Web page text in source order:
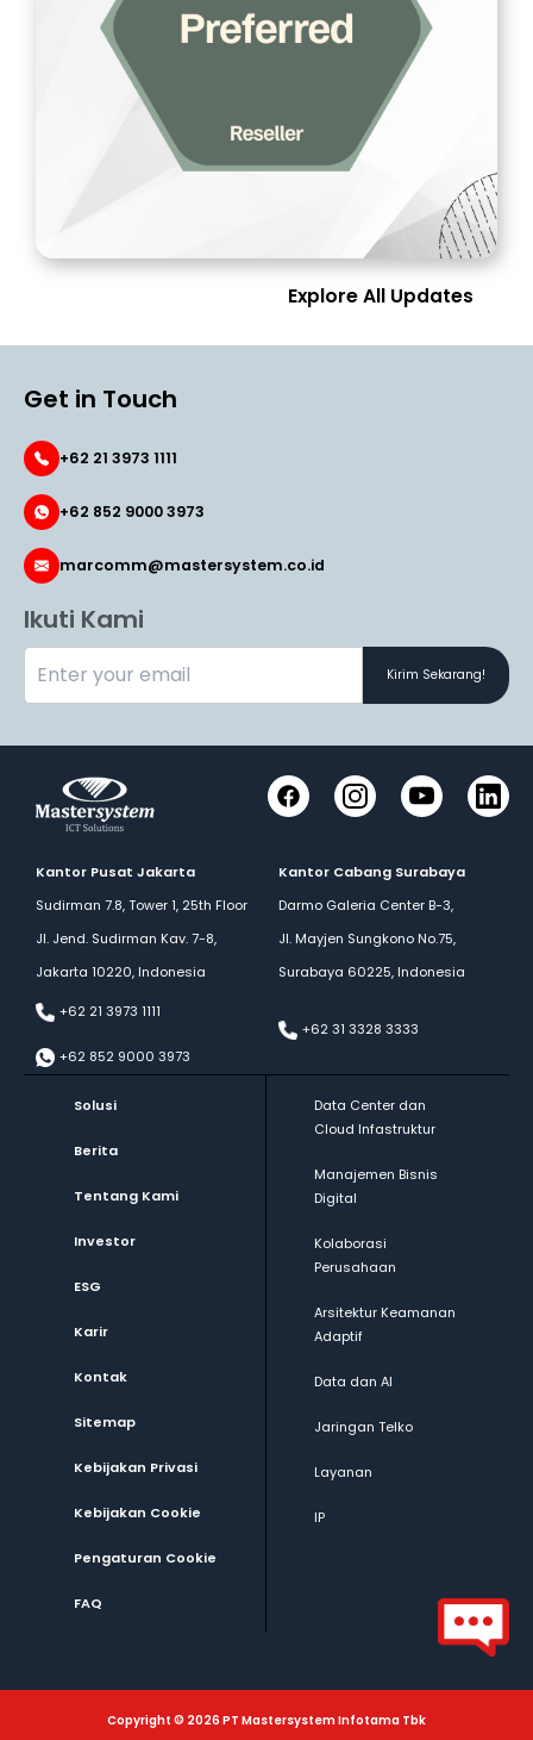
Explore All Updates
Get in Touch
+62 21 3973 1111
+62 852 9000 3973
marcomm@mastersystem.co.id
Ikuti Kami
Kirim Sekarang!
FacebookInstagramYouTube
Kantor Pusat Jakarta
Sudirman 7.8, Tower 1, 25th Floor
Jl. Jend. Sudirman Kav. 7-8,
Jakarta 10220, Indonesia
+62 21 3973 1111
+62 852 9000 3973
Kantor Cabang Surabaya
Darmo Galeria Center B-3,
Jl. Mayjen Sungkono No.75,
Surabaya 60225, Indonesia
+62 31 3328 3333
Solusi
Berita
Tentang Kami
Investor
ESG
Karir
Kontak
Sitemap
Kebijakan Privasi
Kebijakan Cookie
Pengaturan Cookie
FAQ
Data Center dan
Cloud Infastruktur
Manajemen Bisnis
Digital
Kolaborasi
Perusahaan
Arsitektur Keamanan
Adaptif
Data dan AI
Jaringan Telko
Layanan
IP
Copyright © 2026 PT Mastersystem Infotama Tbk